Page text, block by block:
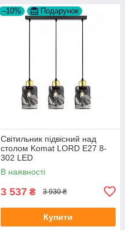
–10% Подарунок
Світильник підвісний над
столом Komat LORD E27 8-
302 LED
В наявності
3 537 ₴ 3 930 ₴
Купити